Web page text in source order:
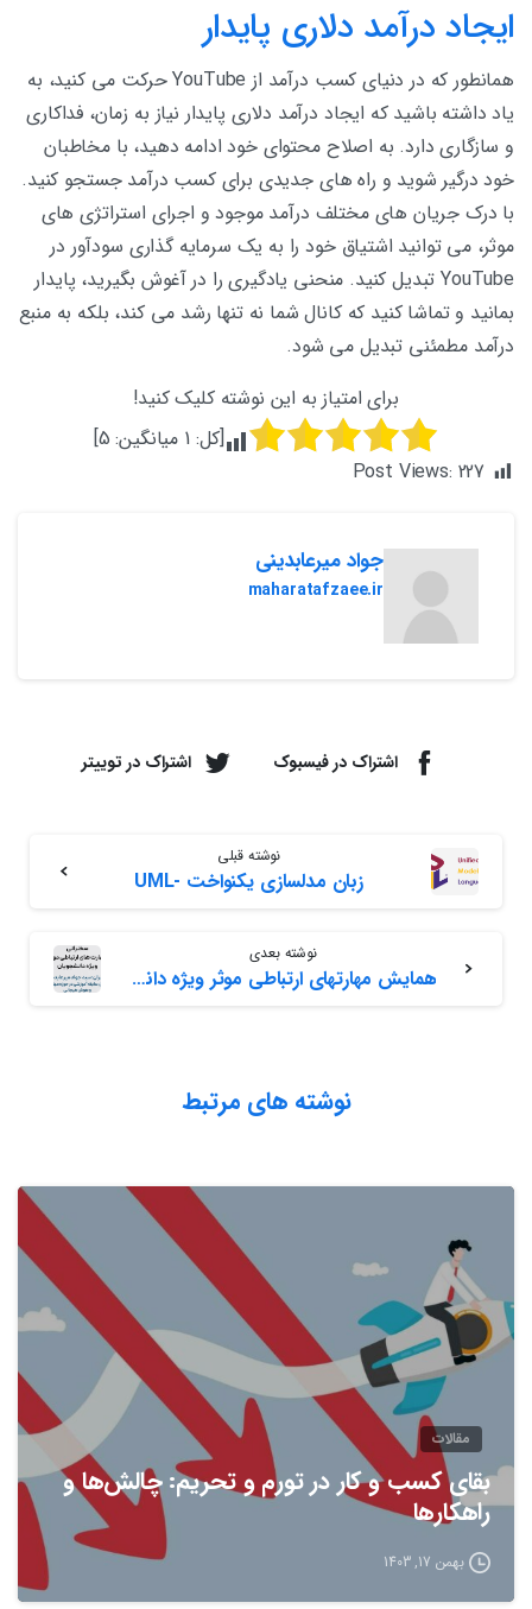
ایجاد درآمد دلاری پایدار
همانطور که در دنیای کسب درآمد از YouTube حرکت می کنید، به
یاد داشته باشید که ایجاد درآمد دلاری پایدار نیاز به زمان، فداکاری
و سازگاری دارد. به اصلاح محتوای خود ادامه دهید، با مخاطبان
خود درگیر شوید و راه های جدیدی برای کسب درآمد جستجو کنید.
با درک جریان های مختلف درآمد موجود و اجرای استراتژی های
موثر، می توانید اشتیاق خود را به یک سرمایه گذاری سودآور در
YouTube تبدیل کنید. منحنی یادگیری را در آغوش بگیرید، پایدار
بمانید و تماشا کنید که کانال شما نه تنها رشد می کند، بلکه به منبع
درآمد مطمئنی تبدیل می شود.
برای امتیاز به این نوشته کلیک کنید!
[کل:1 میانگین: 5
]
Post Views: 227
جواد میرعابدینی
maharatafzaee.ir
اشتراک در فیسبوک اشتراک در توییتر
نوشته قبلی
زبان مدلسازی یکنواخت -UML
نوشته بعدی
همایش مهارتهای ارتباطی موثر ویژه دانشجویان
نوشته های مرتبط
مقالات
بقای کسب و کار در تورم و تحریم: چالش‌ها و
راهکارها
بهمن 17, 1403